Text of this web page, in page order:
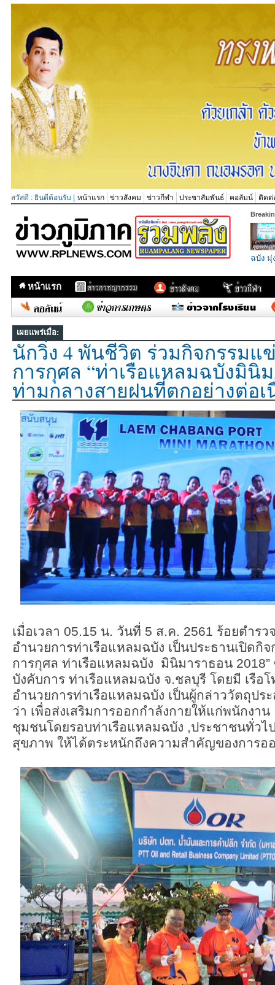
สวัสดี : ยินดีต้อนรับ | หน้าแรก ข่าวสังคม ข่าวกีฬา ประชาสัมพันธ์ คอลัมน์ ติดต่
ฉบัง มุ่
หน้าแรก
เผยแพร่เมื่อ:
นักวิ่ง 4 พันชีวิต ร่วมกิจกรรมแ
การกุศล “ท่าเรือแหลมฉบังมินิม
ท่ามกลางสายฝนที่ตกอย่างต่อเ
เมื่อเวลา 05.15 น. วันที่ 5 ส.ค. 2561 ร้อยตำร
อำนวยการท่าเรือแหลมฉบัง เป็นประธานเปิดกิจ
การกุศล ท่าเรือแหลมฉบัง มินิมาราธอน
บังคับการ ท่าเรือแหลมฉบัง จ.ชลบุรี โดยมี เรือ
อำนวยการท่าเรือแหลมฉบัง เป็นผู้กล่าววัตถุปร
ว่า เพื่อส่งเสริมการออกกำลังกายให้แก่พนักงา
ชุมชนโดยรอบท่าเรือแหลมฉบัง ,ประชาชนทั่วไ
สุขภาพ ให้ได้ตระหนักถึงความสำคัญของการอ